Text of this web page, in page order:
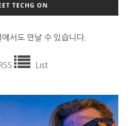
TECHG ON
서도 만날 수 있습니다.
RSS List